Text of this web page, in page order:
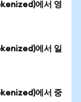
에서 영
에서 일
에서 중